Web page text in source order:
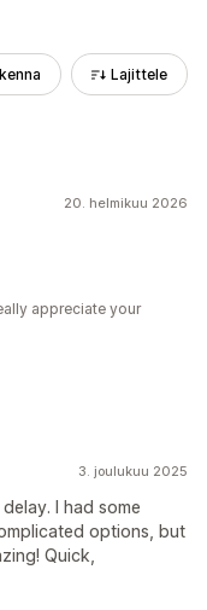
Lajittele
20. helmikuu 2026
appreciate your
3. joulukuu 2025
I had some
options, but
Quick,